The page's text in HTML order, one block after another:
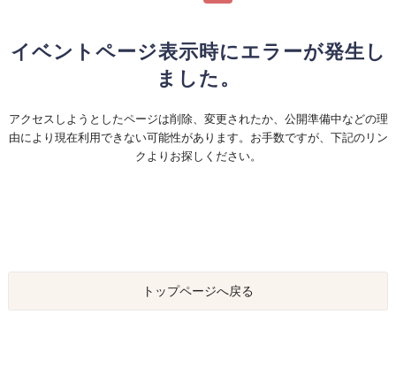
イベントページ表示時にエラーが発生し
ました。
アクセスしようとしたページは削除、変更されたか、公開準備中などの理
由により現在利用できない可能性があります。お手数ですが、下記のリン
クよりお探しください。
トップページへ戻る